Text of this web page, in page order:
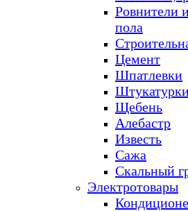
Ровнители
пола
Цемент
Шпатлевки
Щебень
Алебастр
Известь
Сажа
Скальный
Электротовары